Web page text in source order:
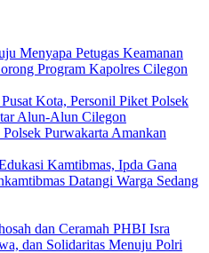
Menyapa Petugas Keamanan
Program Kapolres Cilegon
Kota, Personil Piket Polsek
Alun-Alun Cilegon
Purwakarta Amankan
Kamtibmas, Ipda Gana
Datangi Warga Sedang
dan Ceramah PHBI Isra
dan Solidaritas Menuju Polri